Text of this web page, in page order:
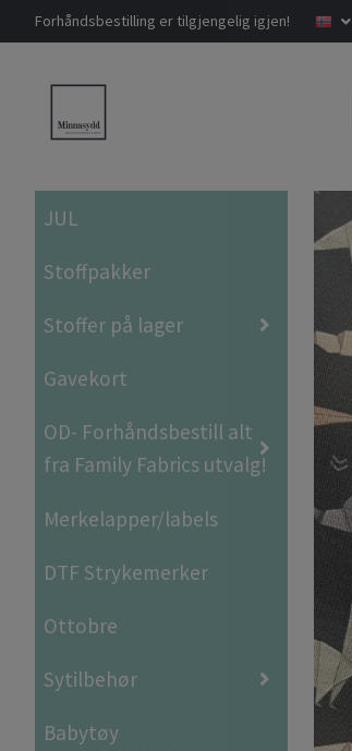
Forhåndsbestilling er tilgjengelig igjen!
JUL
Stoffpakker
Stoffer på lager
Gavekort
OD- Forhåndsbestill alt
fra Family Fabrics utvalg!
Merkelapper/labels
DTF Strykemerker
Ottobre
Sytilbehør
Babytøy